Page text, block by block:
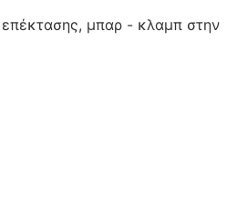
επέκτασης, μπαρ - κλαμπ στην